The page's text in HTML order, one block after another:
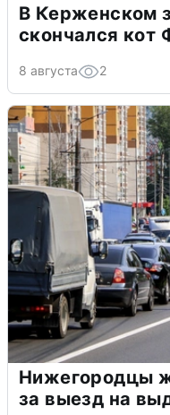
В Керженском
скончался кот
8 августа 2
Нижегородцы
за выезд на